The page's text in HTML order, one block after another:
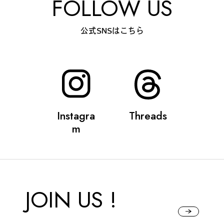
FOLLOW US
公式SNSはこちら
Instagra
m
Threads
JOIN US !